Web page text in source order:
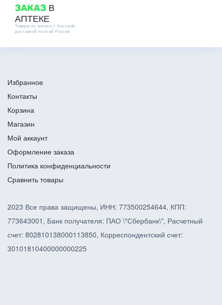
ЗАКАЗ В
АПТЕКЕ
Товары из аптеки с быстрой
доставкой по всей России
Избранное
Контакты
Корзина
Магазин
Мой аккаунт
Оформление заказа
Политика конфиденциальности
Сравнить товары
2023 Все права защищены, ИНН: 773500254644, КПП:
773643001, Банк получателя: ПАО \"Сбербанк\", Расчетный
счет: 802810138000113850, Корреспондентский счет:
30101810400000000225